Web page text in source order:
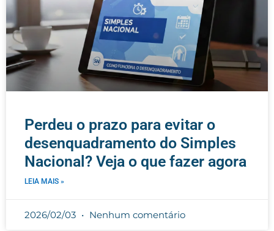
Perdeu o prazo para evitar o
desenquadramento do Simples
Nacional? Veja o que fazer agora
LEIA MAIS »
2026/02/03 Nenhum comentário